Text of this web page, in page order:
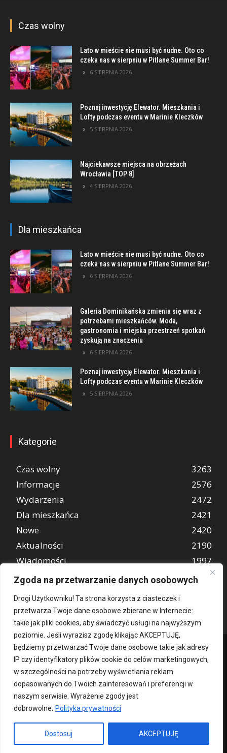
Zgoda na przetwarzanie danych osobowych
Drogi Użytkowniku! Ta strona korzysta z ciasteczek i
przetwarza Twoje dane osobowe zbierane w Internecie:
takie jak pliki cookies, aby świadczyć usługi na najwyższym
poziomie. Jeśli wyrazisz zgodę klikając AKCEPTUJĘ,
będziemy przetwarzać Twoje dane osobowe takie jak adresy
IP czy identyfikatory plików cookie do celów marketingowych,
w szczególności na potrzeby wyświetlania reklam
dopasowanych do Twoich zainteresowań i preferencji w
naszym serwisie. Wyrażenie zgody jest
dobrowolne.
Polityka prywatności
Dostosuj AKCEPTUJĘ
Czas wolny
Lato w mieście nie musi być nudne. Oto co
czeka nas w sierpniu w Pitlane Summer Bar!
6 SIERPNIA 2026
Poznaj inwestycję Elewator. Mieszkania i
Lofty podczas eventu w Marinie Kleczków
5 SIERPNIA 2026
Najciekawsze miejsca na obrzeżach
Wrocławia [TOP 8]
4 SIERPNIA 2026
Dla mieszkańca
Lato w mieście nie musi być nudne. Oto co
czeka nas w sierpniu w Pitlane Summer Bar!
6 SIERPNIA 2026
Galeria Dominikańska zmienia się wraz z
potrzebami mieszkańców. Moda,
gastronomia i miejska przestrzeń spotkań
zyskują na znaczeniu
6 SIERPNIA 2026
Poznaj inwestycję Elewator. Mieszkania i
Lofty podczas eventu w Marinie Kleczków
5 SIERPNIA 2026
Kategorie
Czas wolny
3263
Informacje
2576
Wydarzenia
2472
Dla mieszkańca
2421
Nowe
2420
Aktualności
2190
Wiadomości
1997
REKLAMA
849
Kontakt O nas Patronat medialny